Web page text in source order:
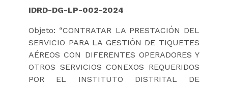
IDRD-DG-LP-002-2024
Objeto: “CONTRATAR LA PRESTACIÓN DEL
SERVICIO PARA LA GESTIÓN DE TIQUETES
AÉREOS CON DIFERENTES OPERADORES Y
OTROS SERVICIOS CONEXOS REQUERIDOS
POR EL INSTITUTO DISTRITAL DE